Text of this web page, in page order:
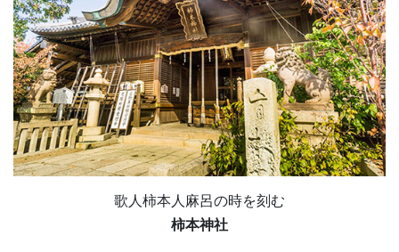
歌人柿本人麻呂の時を刻む
柿本神社